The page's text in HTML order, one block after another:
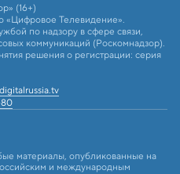
(16+)
«Цифровое Телевидение».
по надзору в сфере связи,
коммуникаций (Роскомнадзор).
решения о регистрации: серия
материалы, опубликованные на
и международным